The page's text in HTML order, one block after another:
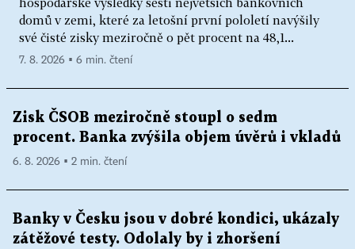
domů v zemi, které za letošní první pololetí navýšily
své čisté zisky meziročně o pět procent na 48,1...
7. 8. 2026 ▪ 6 min. čtení
Zisk ČSOB meziročně stoupl o sedm
procent. Banka zvýšila objem úvěrů i vkladů
6. 8. 2026 ▪ 2 min. čtení
Banky v Česku jsou v dobré kondici, ukázaly
zátěžové testy. Odolaly by i zhoršení